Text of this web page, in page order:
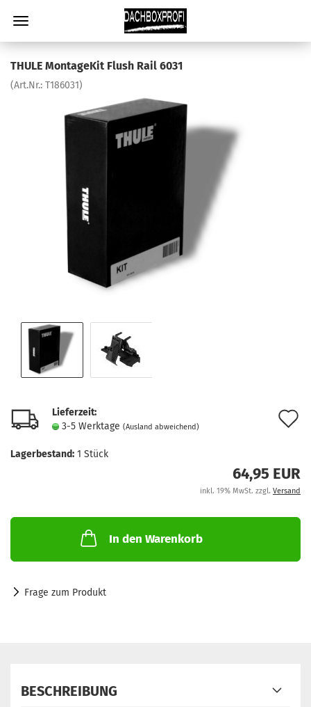
THULE MontageKit Flush Rail 6031
(Art.Nr.: T186031)
Lieferzeit:
3-5 Werktage (Ausland abweichend)
Lagerbestand: 1 Stück
64,95 EUR
inkl. 19% MwSt. zzgl. Versand
In den Warenkorb
Frage zum Produkt
BESCHREIBUNG